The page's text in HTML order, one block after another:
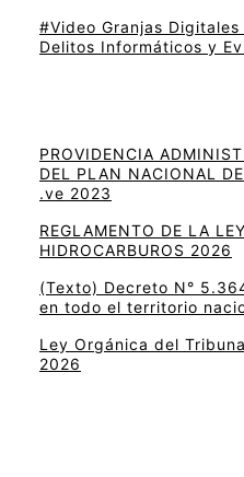
#Video Granjas
Delitos Informáticos y
PROVIDENCIA
DEL PLAN NACIONAL
.ve 2023
REGLAMENTO DE LA
HIDROCARBUROS 2026
(Texto) Decreto N°
en todo el territorio
Ley Orgánica del
2026